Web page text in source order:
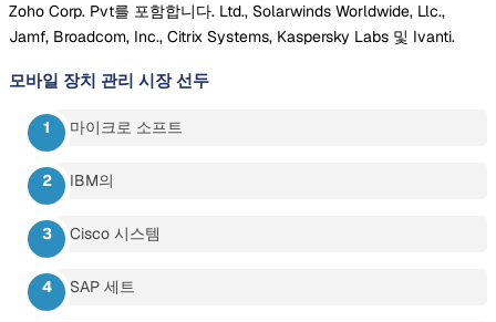
Zoho Corp. Pvt를 포함합니다. Ltd., Solarwinds Worldwide, Llc.,
Jamf, Broadcom, Inc., Citrix Systems, Kaspersky Labs 및 Ivanti.
모바일 장치 관리 시장 선두
마이크로 소프트
IBM의
Cisco 시스템
SAP 세트